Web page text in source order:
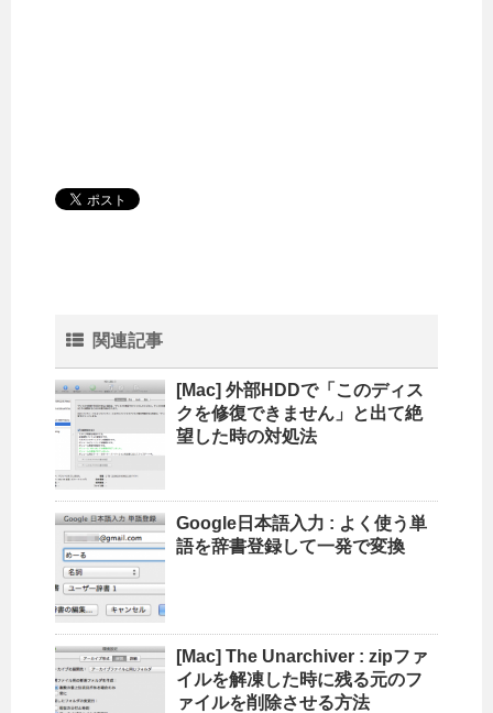
関連記事
[Mac] 外部HDDで「このディス
クを修復できません」と出て絶
望した時の対処法
Google日本語入力 : よく使う単
語を辞書登録して一発で変換
[Mac] The Unarchiver : zipファ
イルを解凍した時に残る元のフ
ァイルを削除させる方法